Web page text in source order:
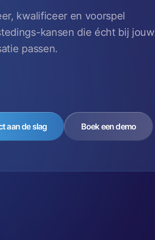
kwalificeer en voorspel
kansen die écht bij jouw
passen.
aan de slag Boek een demo